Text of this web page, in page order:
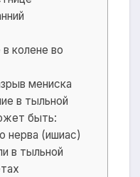
колене во
мениска
в тыльной
быть:
нерва (ишиас)
в тыльной